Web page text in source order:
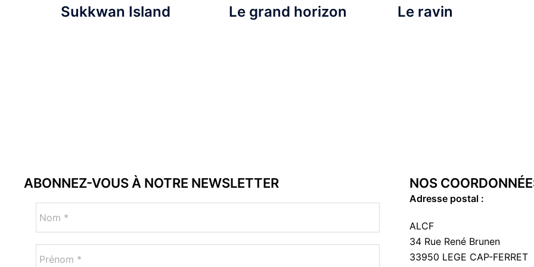
Sukkwan Island Le grand horizon Le ravin
ABONNEZ-VOUS À NOTRE NEWSLETTER NOS
Adresse postal :
ALCF
34 Rue René Brunen
33950 LEGE CAP-FERRET